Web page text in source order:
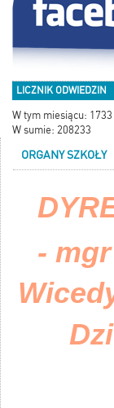
LICZNIK ODWIEDZIN
W tym miesiącu: 1733
W sumie: 208233
ORGANY SZKOŁY
-